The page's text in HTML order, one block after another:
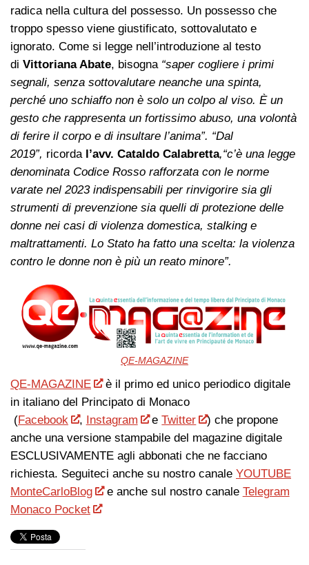
radica nella cultura del possesso. Un possesso che
troppo spesso viene giustificato, sottovalutato e
ignorato. Come si legge nell’introduzione al testo
di Vittoriana Abate, bisogna “saper cogliere i primi
segnali, senza sottovalutare neanche una spinta,
perché uno schiaffo non è solo un colpo al viso. È un
gesto che rappresenta un fortissimo abuso, una volontà
di ferire il corpo e di insultare l’anima”. “Dal
2019”, ricorda l’avv. Cataldo Calabretta,“c’è una legge
denominata Codice Rosso rafforzata con le norme
varate nel 2023 indispensabili per rinvigorire sia gli
strumenti di prevenzione sia quelli di protezione delle
donne nei casi di violenza domestica, stalking e
maltrattamenti. Lo Stato ha fatto una scelta: la violenza
contro le donne non è più un reato minore”.
QE-MAGAZINE
QE-MAGAZINE
è il primo ed unico periodico digitale
in italiano del Principato di Monaco
(Facebook , Instagram eTwitter
) che propone
anche una versione stampabile del magazine digitale
ESCLUSIVAMENTE agli abbonati che ne facciano
richiesta. Seguiteci anche su nostro canale YOUTUBE
MonteCarloBlog
e anche sul nostro canale Telegram
Monaco Pocket